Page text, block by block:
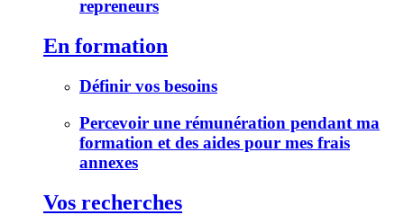
repreneurs
En formation
Définir vos besoins
Percevoir une rémunération pendant ma
formation et des aides pour mes frais
annexes
Vos recherches